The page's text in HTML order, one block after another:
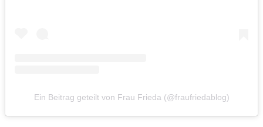
Ein Beitrag geteilt von Frau Frieda (@fraufriedablog)